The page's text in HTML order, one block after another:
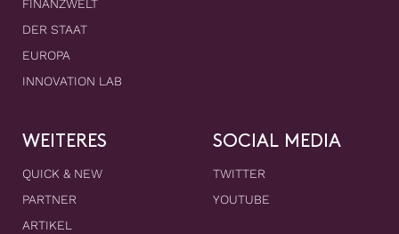
FINANZWELT
DER STAAT
EUROPA
INNOVATION LAB
WEITERES
QUICK & NEW
PARTNER
ARTIKEL
SOCIAL MEDIA
TWITTER
YOUTUBE